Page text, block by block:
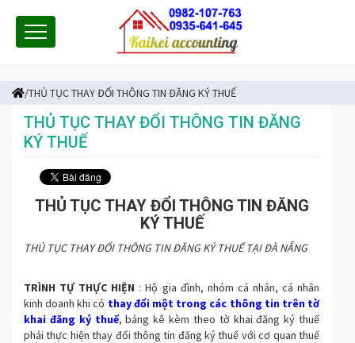
/THỦ TỤC THAY ĐỔI THÔNG TIN ĐĂNG KÝ THUẾ
THỦ TỤC THAY ĐỔI THÔNG TIN ĐĂNG
KÝ THUẾ
THỦ TỤC THAY ĐỔI THÔNG TIN ĐĂNG
KÝ THUẾ
THỦ TỤC THAY ĐỔI THÔNG TIN ĐĂNG KÝ THUẾ TẠI ĐÀ NẴNG
TRÌNH TỰ THỰC HIỆN : Hộ gia đình, nhóm cá nhân, cá nhân
kinh doanh khi có thay đổi một trong các thông tin trên tờ
khai đăng ký thuế, bảng kê kèm theo tờ khai đăng ký thuế
phải thực hiện thay đổi thông tin đăng ký thuế với cơ quan thuế